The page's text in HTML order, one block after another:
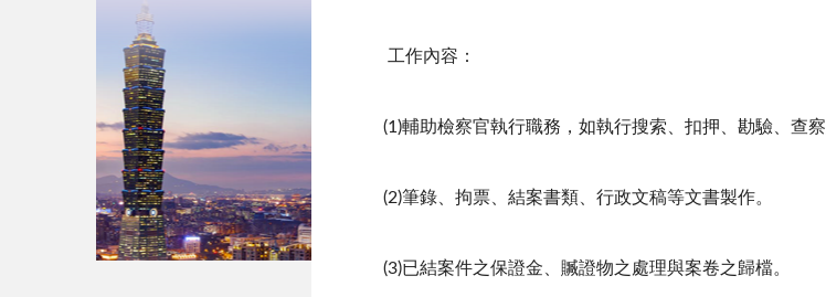
工作內容：
(1)輔助檢察官執行職務，如執行搜索、扣押、勘驗、查
(2)筆錄、拘票、結案書類、行政文稿等文書製作。
(3)已結案件之保證金、贓證物之處理與案卷之歸檔。